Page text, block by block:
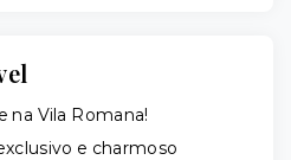
na Vila Romana!
e charmoso